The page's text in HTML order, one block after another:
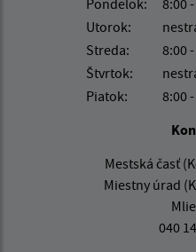
Utorok:
Streda:
8:00
Štvrtok:
Piatok:
8:00
Mestská časť
Miestny úrad
040